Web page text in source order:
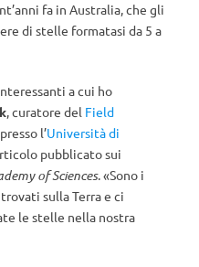
fa in Australia, che gli
di stelle formatasi da 5 a
a cui ho
, curatore del Field
l’Università di
pubblicato sui
of Sciences. «Sono i
sulla Terra e ci
le stelle nella nostra